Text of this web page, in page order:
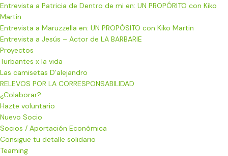
Entrevista a Patricia de Dentro de mi en: UN PROPÓRITO con Kiko
Martin
Entrevista a Maruzzella en: UN PROPÓSITO con Kiko Martin
Entrevista a Jesús – Actor de LA BARBARIE
Proyectos
Turbantes x la vida
Las camisetas D’alejandro
RELEVOS POR LA CORRESPONSABILIDAD
¿Colaborar?
Hazte voluntario
Nuevo Socio
Socios / Aportación Económica
Consigue tu detalle solidario
Teaming